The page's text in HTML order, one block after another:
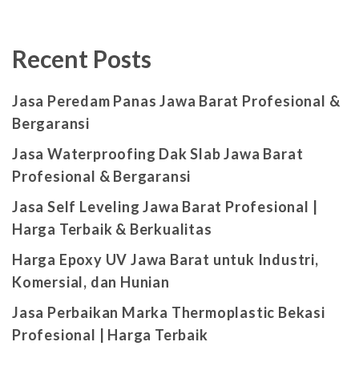
Recent Posts
Jasa Peredam Panas Jawa Barat Profesional &
Bergaransi
Jasa Waterproofing Dak Slab Jawa Barat
Profesional & Bergaransi
Jasa Self Leveling Jawa Barat Profesional |
Harga Terbaik & Berkualitas
Harga Epoxy UV Jawa Barat untuk Industri,
Komersial, dan Hunian
Jasa Perbaikan Marka Thermoplastic Bekasi
Profesional | Harga Terbaik